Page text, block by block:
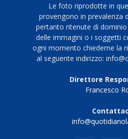
Le foto riprodotte in
provengono in prevalenza
pertanto ritenute di
delle immagini o i soggetti
ogni momento chiederne la
al seguente indirizzo:
Direttore
Francesco